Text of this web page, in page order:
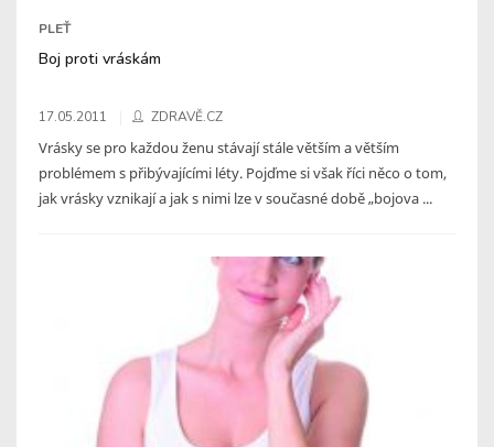
PLEŤ
Boj proti vráskám
17.05.2011 ZDRAVĚ.CZ
Vrásky se pro každou ženu stávají stále větším a větším
problémem s přibývajícími léty. Pojďme si však říci něco o tom,
jak vrásky vznikají a jak s nimi lze v současné době „bojova ...